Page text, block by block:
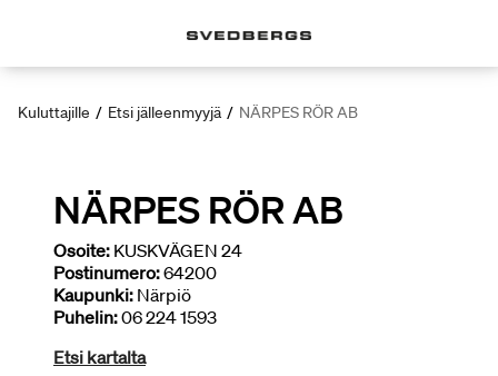
Kuluttajille / Etsi jälleenmyyjä / NÄRPES RÖR AB
NÄRPES RÖR AB
Osoite: KUSKVÄGEN 24
Postinumero:64200
Kaupunki: Närpiö
Puhelin:06 224 1593
Etsi kartalta